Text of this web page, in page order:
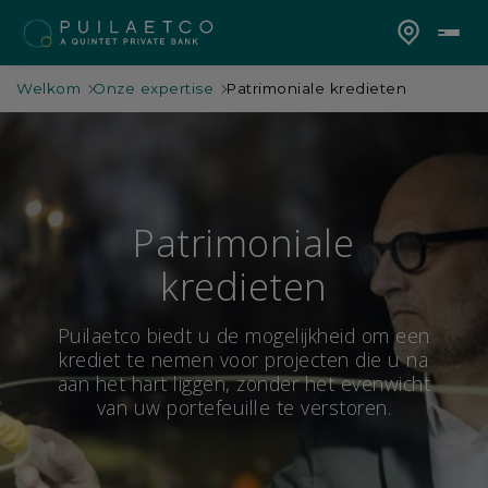
Welkom Onze expertise Patrimoniale kredieten
Patrimoniale
kredieten
Puilaetco biedt u de mogelijkheid om een
krediet te nemen voor projecten die u na
aan het hart liggen, zonder het evenwicht
van uw portefeuille te verstoren.